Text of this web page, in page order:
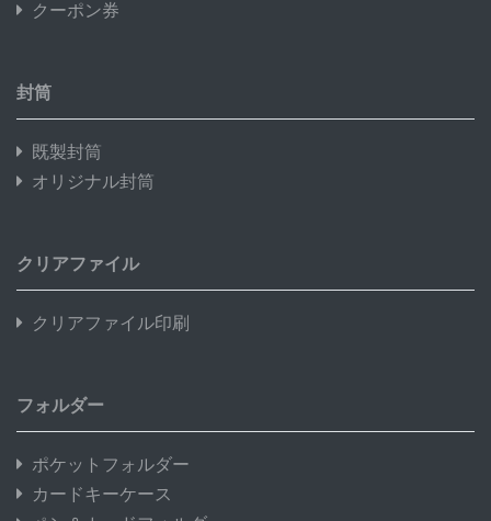
クーポン券
封筒
既製封筒
オリジナル封筒
クリアファイル
クリアファイル印刷
フォルダー
ポケットフォルダー
カードキーケース